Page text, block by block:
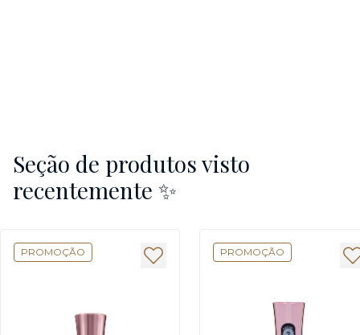
Seção de produtos visto
recentemente ✨
PROMOÇÃO PROMOÇÃO